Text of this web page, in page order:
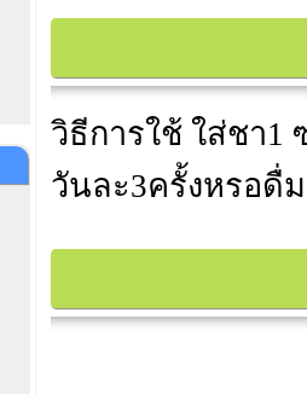
วิธีการใช้ ใส่ชา1
วันละ3ครั้งหรอดื่